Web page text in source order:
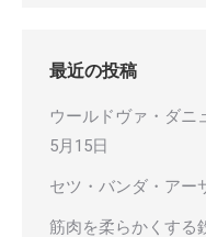
最近の投稿
ウールドヴァ・ダニ
5月15日
セツ・バンダ・アー
筋肉を柔らかくする